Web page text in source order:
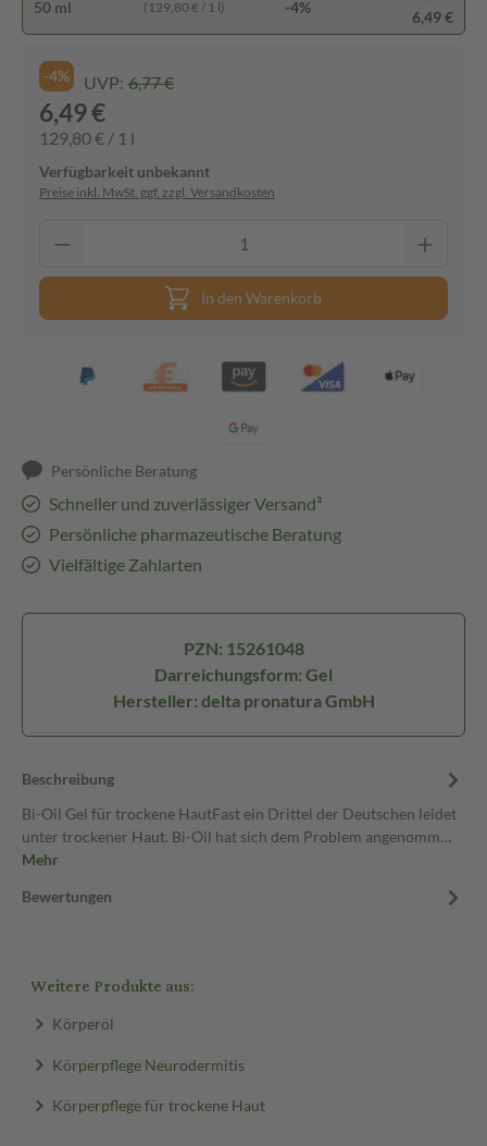
50 ml (129,80 € / 1 l) -4%
6,49 €
-4% UVP: 6,77 €
6,49 €
129,80 € / 1 l
Verfügbarkeit unbekannt
Preise inkl. MwSt. ggf. zzgl. Versandkosten
In den Warenkorb
Persönliche Beratung
Schneller und zuverlässiger Versand³
Persönliche pharmazeutische Beratung
Vielfältige Zahlarten
PZN: 15261048
Darreichungsform: Gel
Hersteller: delta pronatura GmbH
Beschreibung
Bi-Oil Gel für trockene HautFast ein Drittel der Deutschen leidet
unter trockener Haut. Bi-Oil hat sich dem Problem angenomm…
Mehr
Bewertungen
Weitere Produkte aus:
Körperöl
Körperpflege Neurodermitis
Körperpflege für trockene Haut